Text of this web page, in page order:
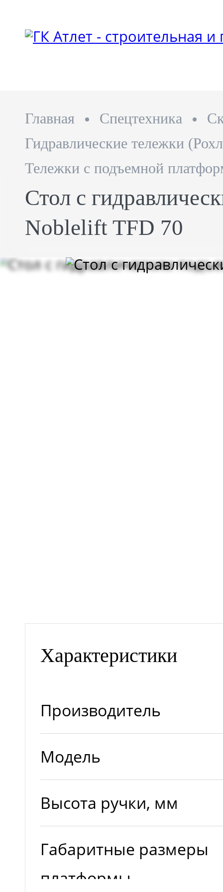
Главная Спецтехника
Гидравлические тележки
Тележки с подъемной
Стол с
Noblelift TFD 70
Характеристики
Производитель
Модель
Высота ручки, мм
Габаритные размеры
платформы